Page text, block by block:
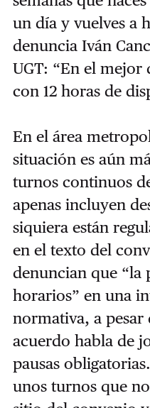
un día y vuelves a
denuncia Iván
UGT: “En el mejor
con 12 horas de
En el área
situación es aún
turnos continuos
apenas incluyen
siquiera están
en el texto del
denuncian que “la
horarios” en una
normativa, a
acuerdo habla de
pausas
unos turnos que